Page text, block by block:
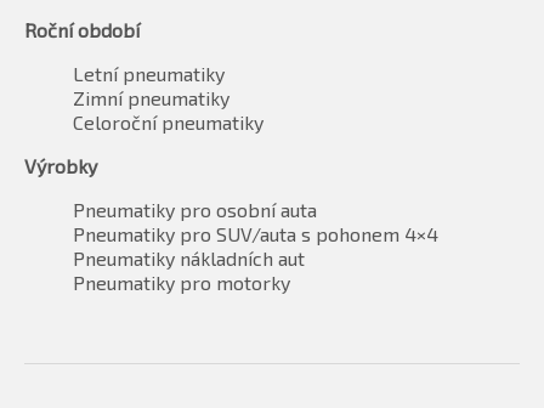
Roční období
Letní pneumatiky
Zimní pneumatiky
Celoroční pneumatiky
Výrobky
Pneumatiky pro osobní auta
Pneumatiky pro SUV/auta s pohonem 4×4
Pneumatiky nákladních aut
Pneumatiky pro motorky